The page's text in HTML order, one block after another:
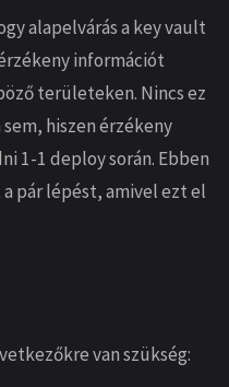
alapelvárás a key vault
információt
területeken. Nincs ez
hiszen érzékeny
1-1 deploy során. Ebben
pár lépést, amivel ezt el
van szükség: